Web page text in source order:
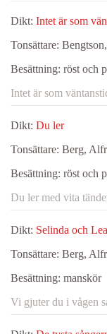
Dikt: Intet är som
Tonsättare:
Besättning: röst och
Intet är som
Dikt: Du ler
Tonsättare: Berg,
Besättning: röst och
Du ler med vita
Dikt: Selinda och
Tonsättare: Berg,
Besättning: manskör
Vi gjuter du i vågen